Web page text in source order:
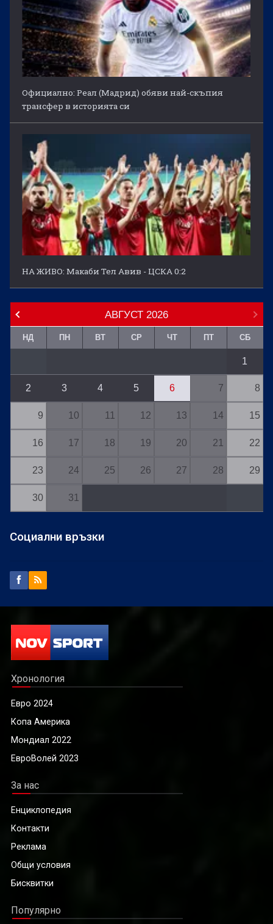
Официално: Реал (Мадрид) обяви най-скъпия
трансфер в историята си
НА ЖИВО: Макаби Тел Авив - ЦСКА 0:2
АВГУСТ 2026
НД ПН ВТ СР ЧТ ПТ СБ
1
2 3 4 5 6 7 8
9 10 11 12 13 14 15
16 17 18 19 20 21 22
23 24 25 26 27 28 29
30 31
Социални връзки
Хронология
Евро 2024
Копа Америка
Мондиал 2022
ЕвроВолей 2023
За нас
Енциклопедия
Контакти
Реклама
Общи условия
Бисквитки
Популярно